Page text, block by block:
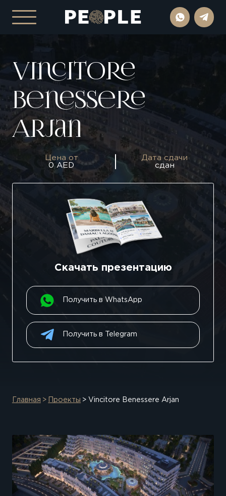
Vincitore
Benessere
Arjan
Цена от
0 AED
Дата сдачи
сдан
Скачать презентацию
Получить в WhatsApp
Получить в Telegram
Главная Проекты Vincitore Benessere Arjan